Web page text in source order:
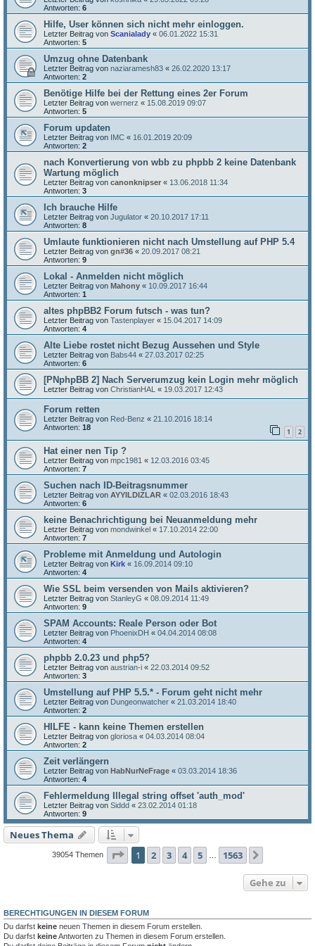
Antworten: 6
Hilfe, User können sich nicht mehr einloggen.
Letzter Beitrag von Scanialady « 06.01.2022 15:31
Antworten: 5
Umzug ohne Datenbank
Letzter Beitrag von naziaramesh83 « 26.02.2020 13:17
Antworten: 2
Benötige Hilfe bei der Rettung eines 2er Forum
Letzter Beitrag von wernerz « 15.08.2019 09:07
Antworten: 5
Forum updaten
Letzter Beitrag von IMC « 16.01.2019 20:09
Antworten: 2
nach Konvertierung von wbb zu phpbb 2 keine Datenbank
Wartung möglich
Letzter Beitrag von canonknipser « 13.06.2018 11:34
Antworten: 3
Ich brauche Hilfe
Letzter Beitrag von Jugulator « 20.10.2017 17:11
Antworten: 8
Umlaute funktionieren nicht nach Umstellung auf PHP 5.4
Letzter Beitrag von gn#36 « 20.09.2017 08:21
Antworten: 9
Lokal - Anmelden nicht möglich
Letzter Beitrag von Mahony « 10.09.2017 16:44
Antworten: 1
altes phpBB2 Forum futsch - was tun?
Letzter Beitrag von Tastenplayer « 15.04.2017 14:09
Antworten: 4
Alte Liebe rostet nicht Bezug Aussehen und Style
Letzter Beitrag von Babs44 « 27.03.2017 02:25
Antworten: 6
[PNphpBB 2] Nach Serverumzug kein Login mehr möglich
Letzter Beitrag von ChristianHAL « 19.03.2017 12:43
Forum retten
Letzter Beitrag von Red-Benz « 21.10.2016 18:14
Antworten: 18 1 2
Hat einer nen Tip ?
Letzter Beitrag von mpc1981 « 12.03.2016 03:45
Antworten: 7
Suchen nach ID-Beitragsnummer
Letzter Beitrag von AYYILDIZLAR « 02.03.2016 18:43
Antworten: 6
keine Benachrichtigung bei Neuanmeldung mehr
Letzter Beitrag von mondwinkel « 17.10.2014 22:00
Antworten: 7
Probleme mit Anmeldung und Autologin
Letzter Beitrag von Kirk « 16.09.2014 09:10
Antworten: 4
Wie SSL beim versenden von Mails aktivieren?
Letzter Beitrag von StanleyG « 08.09.2014 11:49
Antworten: 9
SPAM Accounts: Reale Person oder Bot
Letzter Beitrag von PhoenixDH « 04.04.2014 08:08
Antworten: 4
phpbb 2.0.23 und php5?
Letzter Beitrag von austrian-i « 22.03.2014 09:52
Antworten: 3
Umstellung auf PHP 5.5.* - Forum geht nicht mehr
Letzter Beitrag von Dungeonwatcher « 21.03.2014 18:40
Antworten: 2
HILFE - kann keine Themen erstellen
Letzter Beitrag von gloriosa « 04.03.2014 08:04
Antworten: 2
Zeit verlängern
Letzter Beitrag von HabNurNeFrage « 03.03.2014 18:36
Antworten: 4
Fehlermeldung Illegal string offset 'auth_mod'
Letzter Beitrag von Siddd « 23.02.2014 01:18
Antworten: 9
Neues Thema
39054 Themen Seite 1von 1563
1 2 3 4 5 1563
Gehe zu
BERECHTIGUNGEN IN DIESEM FORUM
Du darfst keine neuen Themen in diesem Forum erstellen.
Du darfst keineAntworten zu Themen in diesem Forum erstellen.